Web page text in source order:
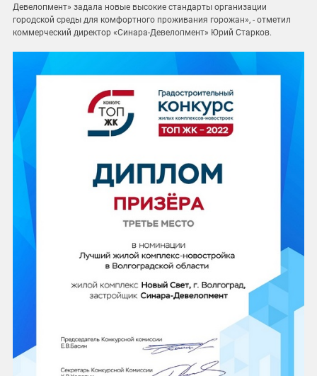
Девелопмент» задала новые высокие стандарты организации
городской среды для комфортного проживания горожан», - отметил
коммерческий директор «Синара-Девелопмент» Юрий Старков.